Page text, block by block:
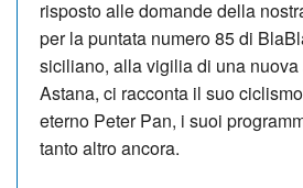
risposto alle domande della
per la puntata numero 85 di
siciliano, alla vigilia di una
Astana, ci racconta il suo
eterno Peter Pan, i suoi
tanto altro ancora.